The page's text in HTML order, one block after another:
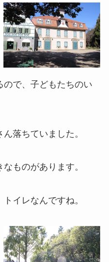
ので、子どもたちのい
落ちていました。
ものがあります。
イレなんですね。